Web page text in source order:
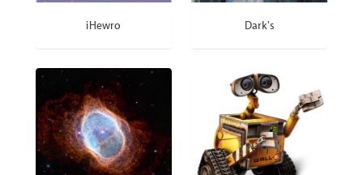
iHewro Dark's